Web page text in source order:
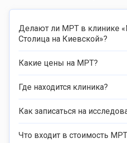
Делают ли МРТ в клинике
Столица на Киевской»?
Какие цены на МРТ?
Где находится клиника?
Как записаться на
Что входит в стоимость